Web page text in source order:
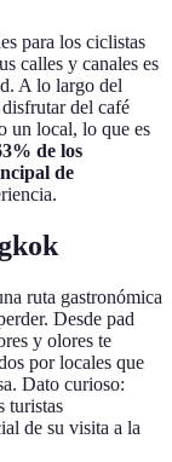
para los ciclistas
calles y canales es
A lo largo del
del café
un local, lo que es
de los
de
ruta gastronómica
Desde pad
y olores te
por locales que
Dato curioso:
turistas
de su visita a la